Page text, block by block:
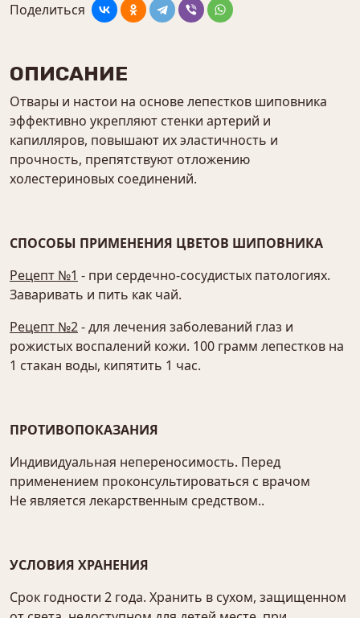
Поделиться
ОПИСАНИЕ
Отвары и настои на основе лепестков шиповника
эффективно укрепляют стенки артерий и
капилляров, повышают их эластичность и
прочность, препятствуют отложению
холестериновых соединений.
СПОСОБЫ ПРИМЕНЕНИЯ ЦВЕТОВ ШИПОВНИКА
Рецепт №1 - при сердечно-сосудистых патологиях.
Заваривать и пить как чай.
Рецепт №2- для лечения заболеваний глаз и
рожистых воспалений кожи. 100 грамм лепестков на
1 стакан воды, кипятить 1 час.
ПРОТИВОПОКАЗАНИЯ
Индивидуальная непереносимость. Перед
применением проконсультироваться с врачом
Не является лекарственным средством..
УСЛОВИЯ ХРАНЕНИЯ
Срок годности 2 года. Хранить в сухом, защищенном